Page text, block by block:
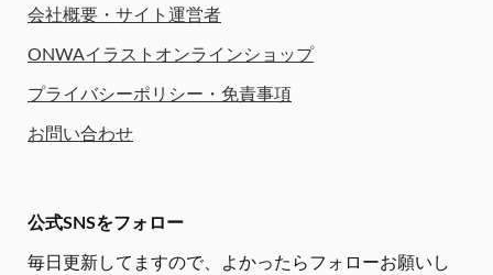
会社概要・サイト運営者
ONWAイラストオンラインショップ
プライバシーポリシー・免責事項
お問い合わせ
公式SNSをフォロー
毎日更新してますので、
よかったらフォローお願いし